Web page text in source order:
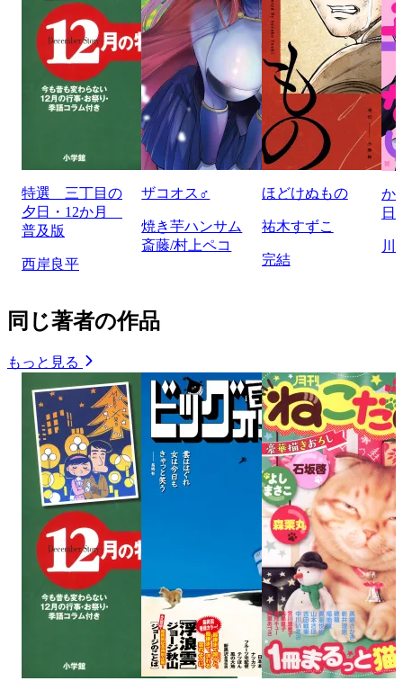
特選 三丁目の
夕日・12か月
普及版
西岸良平
ザコオス♂
焼き芋ハンサム
斎藤/村上ペコ
ほどけぬもの
祐木すずこ
完結
か
日
川
同じ著者の作品
もっと見る